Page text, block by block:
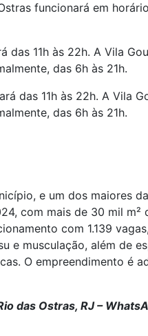
funcionará em
das 11h às 22h. A Vila
das 6h às 21h.
das 11h às 22h. A Vila
das 6h às 21h.
e um dos maiores
com mais de 30 mil m²
com 1.139
e musculação, além de
O empreendimento é
das Ostras, RJ –